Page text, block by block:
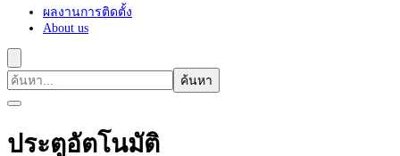
ผลงานการติดตั้ง
About us
ค้นหา
ประตูอัตโนมัติ